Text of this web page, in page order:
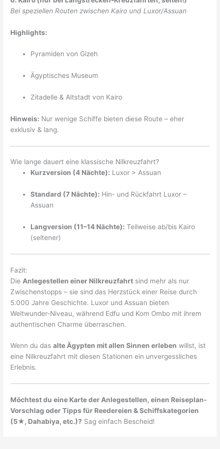
Bei speziellen Routen zwischen Kairo und Luxor/Assuan
Highlights:
Pyramiden von Gizeh
Ägyptisches Museum
Zitadelle & Altstadt von Kairo
Hinweis: Nur wenige Schiffe bieten diese Route – eher
exklusiv & lang.
Wie lange dauert eine klassische Nilkreuzfahrt?
Kurzversion (4 Nächte): Luxor > Assuan
Standard (7 Nächte): Hin- und Rückfahrt Luxor –
Assuan
Langversion (11–14 Nächte): Teilweise ab/bis Kairo
(seltener)
Fazit:
Die Anlegestellen einer Nilkreuzfahrt sind mehr als nur
Zwischenstopps – sie sind das Herzstück einer Reise durch
5.000 Jahre Geschichte. Luxor und Assuan bieten
Weltwunder-Niveau, während Edfu und Kom Ombo mit ihrem
authentischen Charme überraschen.
Wenn du dasalte Ägypten mit allen Sinnen erleben willst, ist
eine Nilkreuzfahrt mit diesen Stationen ein unvergessliches
Erlebnis.
Möchtest du eine Karte der Anlegestellen, einen Reiseplan-
Vorschlag oder Tipps für Reedereien & Schiffskategorien
(5★, Dahabiya, etc.)? Sag einfach Bescheid!